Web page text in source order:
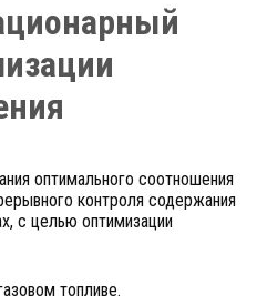
оптимального соотношения
контроля содержания
с целью оптимизации
топливе.